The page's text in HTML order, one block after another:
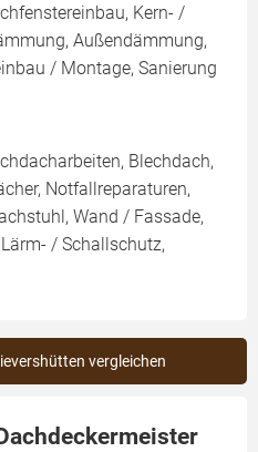
Kern- /
Außendämmung,
/ Montage, Sanierung
Blechdach,
Notfallreparaturen,
Wand / Fassade,
/ Schallschutz,
vergleichen